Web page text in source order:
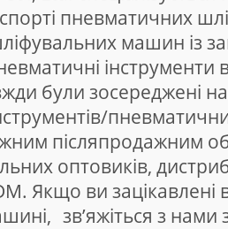
пневматичних
машин із
були зосереджені
післяпродажним
оптовиків,
Якщо ви зацікавлені
зв’яжіться з нами